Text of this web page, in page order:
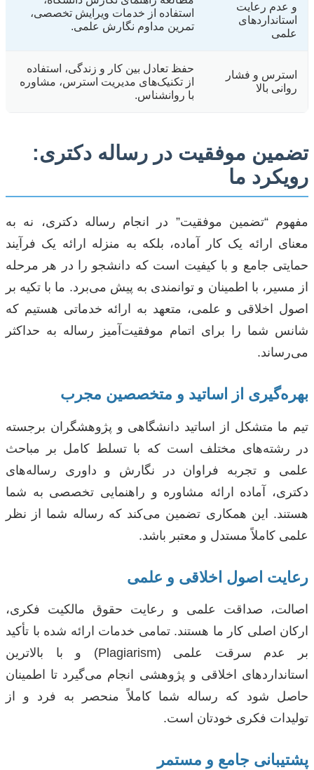
و عدم رعایت
استانداردهای
علمی
استفاده از خدمات ویرایش تخصصی،
تمرین مداوم نگارش علمی.
استرس و فشار
روانی بالا
حفظ تعادل بین کار و زندگی، استفاده
از تکنیک‌های مدیریت استرس، مشاوره
با روانشناس.
تضمین موفقیت در رساله دکتری:
رویکرد ما
مفهوم “تضمین موفقیت” در انجام رساله دکتری، نه به
معنای ارائه یک کار آماده، بلکه به منزله ارائه یک فرآیند
حمایتی جامع و با کیفیت است که دانشجو را در هر مرحله
از مسیر، با اطمینان و توانمندی به پیش می‌برد. ما با تکیه بر
اصول اخلاقی و علمی، متعهد به ارائه خدماتی هستیم که
شانس شما را برای اتمام موفقیت‌آمیز رساله به حداکثر
می‌رساند.
بهره‌گیری از اساتید و متخصصین مجرب
تیم ما متشکل از اساتید دانشگاهی و پژوهشگران برجسته
در رشته‌های مختلف است که با تسلط کامل بر مباحث
علمی و تجربه فراوان در نگارش و داوری رساله‌های
دکتری، آماده ارائه مشاوره و راهنمایی تخصصی به شما
هستند. این همکاری تضمین می‌کند که رساله شما از نظر
علمی کاملاً مستدل و معتبر باشد.
رعایت اصول اخلاقی و علمی
اصالت، صداقت علمی و رعایت حقوق مالکیت فکری،
ارکان اصلی کار ما هستند. تمامی خدمات ارائه شده با تأکید
بر عدم سرقت علمی (Plagiarism) و با بالاترین
استانداردهای اخلاقی و پژوهشی انجام می‌گیرد تا اطمینان
حاصل شود که رساله شما کاملاً منحصر به فرد و از
تولیدات فکری خودتان است.
پشتیبانی جامع و مستمر